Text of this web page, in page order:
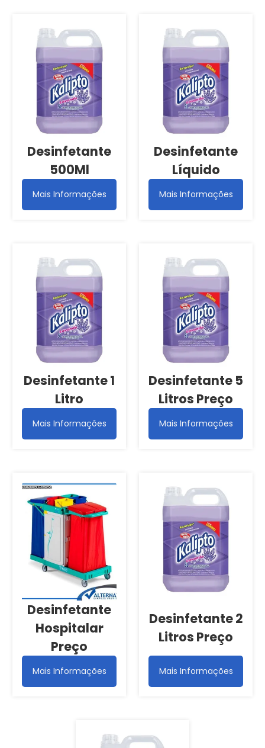
Desinfetante
500Ml
Mais Informações
Desinfetante
Líquido
Mais Informações
Desinfetante 1
Litro
Mais Informações
Desinfetante 5
Litros Preço
Mais Informações
Desinfetante
Hospitalar
Preço
Mais Informações
Desinfetante 2
Litros Preço
Mais Informações